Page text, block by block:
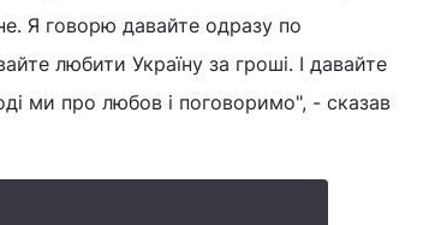
Я говорю давайте одразу по
любити Україну за гроші. І давайте
ми про любов і поговоримо", - сказав